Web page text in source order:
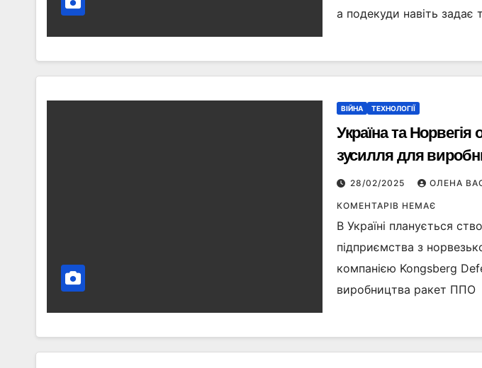
а подекуди навіть задає
ВІЙНА ТЕХНОЛОГІЇ
Україна та Норвегія
зусилля для
28/02/2025 ОЛЕНА
КОМЕНТАРІВ НЕМАЄ
В Україні планується
підприємства з
компанією Kongsberg
виробництва ракет ППО